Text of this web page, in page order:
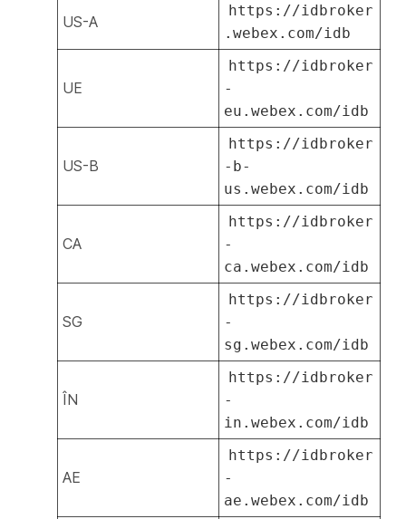
US-A
https://idbroker
.webex.com/idb
UE
https://idbroker
-
eu.webex.com/idb
US-B
https://idbroker
-b-
us.webex.com/idb
CA
https://idbroker
-
ca.webex.com/idb
SG
https://idbroker
-
sg.webex.com/idb
ÎN
https://idbroker
-
in.webex.com/idb
AE
https://idbroker
-
ae.webex.com/idb